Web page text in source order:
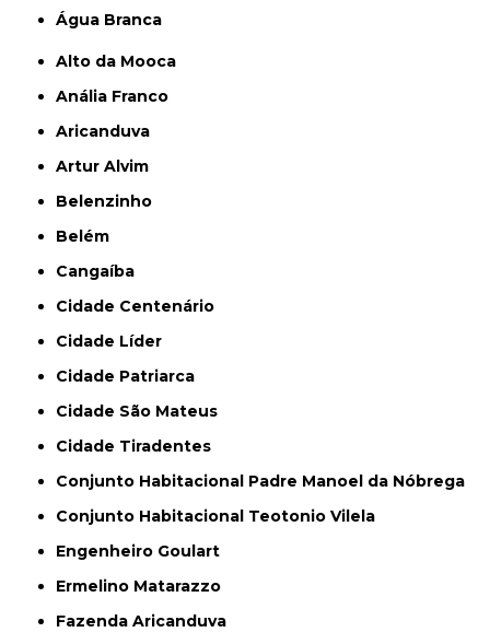
Água Branca
Alto da Mooca
Anália Franco
Aricanduva
Artur Alvim
Belenzinho
Belém
Cangaíba
Cidade Centenário
Cidade Líder
Cidade Patriarca
Cidade São Mateus
Cidade Tiradentes
Conjunto Habitacional Padre Manoel da Nóbrega
Conjunto Habitacional Teotonio Vilela
Engenheiro Goulart
Ermelino Matarazzo
Fazenda Aricanduva